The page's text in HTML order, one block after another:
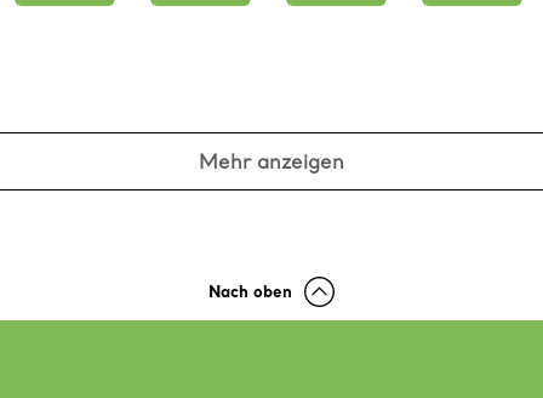
Mehr anzeigen
Nach oben